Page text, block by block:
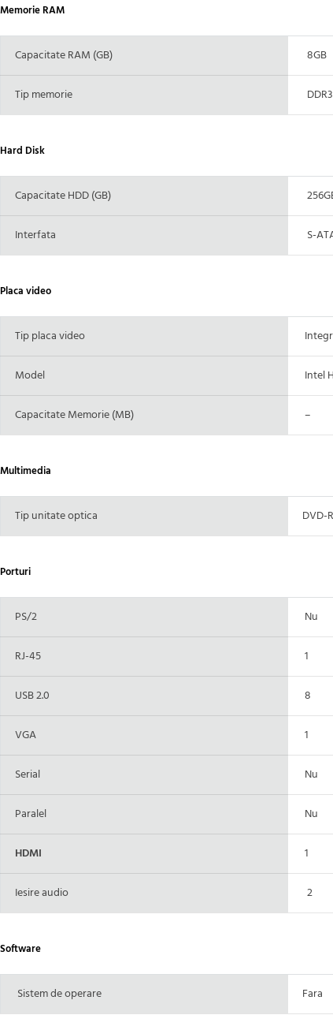
Memorie RAM
Capacitate RAM (GB) 8GB
Tip memorie DDR3
Hard Disk
Capacitate HDD (GB)
Interfata S-
Placa video
Tip placa video
Model Intel
Capacitate Memorie (MB) –
Multimedia
Tip unitate optica DVD-
Porturi
PS/2 Nu
RJ-45 1
USB 2.0 8
VGA 1
Serial Nu
Paralel Nu
HDMI 1
Iesire audio 2
Software
Sistem de operare Fara